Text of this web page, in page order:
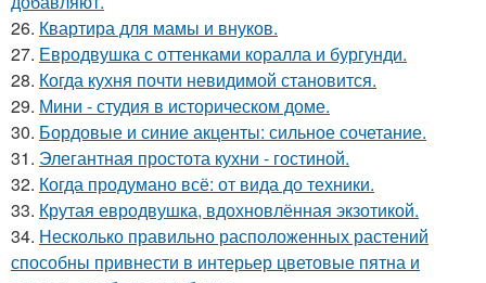
26. Квартира для мамы и внуков.
27. Евродвушка с оттенками коралла и бургунди.
28. Когда кухня почти невидимой становится.
29. Мини - студия в историческом доме.
30. Бордовые и синие акценты: сильное сочетание.
31. Элегантная простота кухни - гостиной.
32. Когда продумано всё: от вида до техники.
33. Крутая евродвушка, вдохновлённая экзотикой.
34. Несколько правильно расположенных растений
способны привнести в интерьер цветовые пятна и